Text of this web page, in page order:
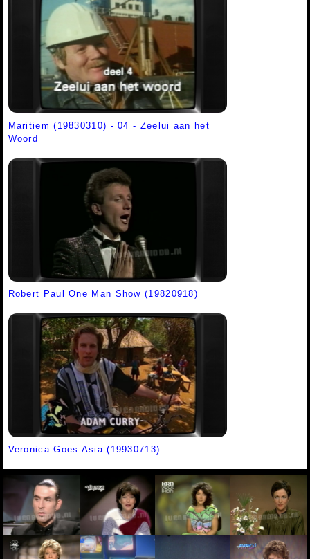
Maritiem (19830310) - 04 - Zeelui aan het
Woord
Robert Paul One Man Show (19820918)
Veronica Goes Asia (19930713)